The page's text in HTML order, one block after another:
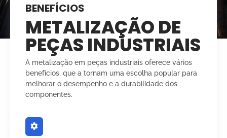
BENEFÍCIOS
METALIZAÇÃO DE
PEÇAS INDUSTRIAIS
A metalização em peças industriais oferece vários
benefícios, que a tornam uma escolha popular para
melhorar o desempenho e a durabilidade dos
componentes.